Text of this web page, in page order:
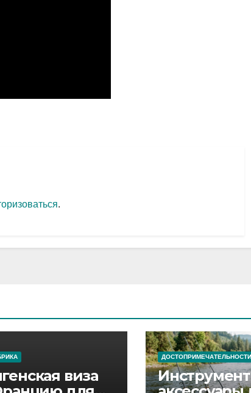
.
виза
ДОСТОПРИМЕЧАТЕЛЬНОСТИ